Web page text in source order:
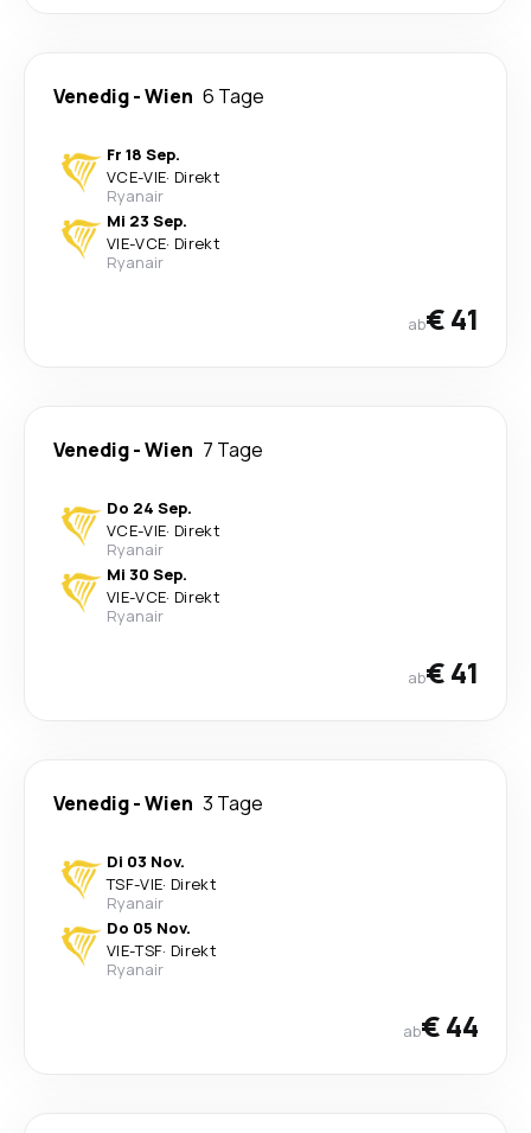
Venedig-Wien 6 Tage
Fr 18 Sep.
VCE-VIE· Direkt
Ryanair
Mi 23 Sep.
VIE-VCE· Direkt
Ryanair
ab€ 41
Venedig-Wien 7 Tage
Do 24 Sep.
VCE-VIE· Direkt
Ryanair
Mi 30 Sep.
VIE-VCE· Direkt
Ryanair
ab€ 41
Venedig-Wien 3 Tage
Di 03 Nov.
TSF-VIE· Direkt
Ryanair
Do 05 Nov.
VIE-TSF· Direkt
Ryanair
ab€ 44